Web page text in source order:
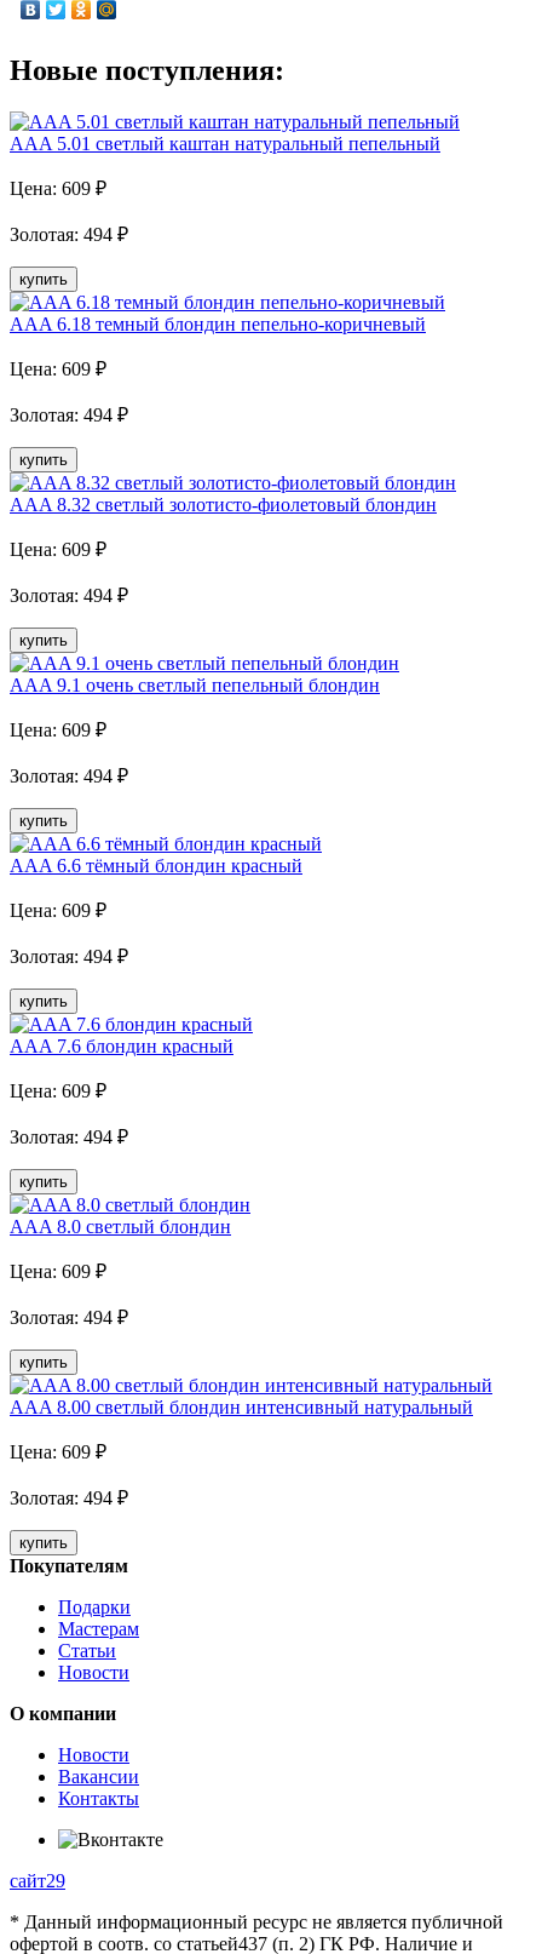
Новые поступления:
AAA 5.01 светлый каштан натуральный пепельный
Цена: 609 ₽
Золотая: 494 ₽
купить
AAA 6.18 темный блондин пепельно-коричневый
Цена: 609 ₽
Золотая: 494 ₽
купить
AAA 8.32 светлый золотисто-фиолетовый блондин
Цена: 609 ₽
Золотая: 494 ₽
купить
AAA 9.1 очень светлый пепельный блондин
Цена: 609 ₽
Золотая: 494 ₽
купить
AAA 6.6 тёмный блондин красный
Цена: 609 ₽
Золотая: 494 ₽
купить
AAA 7.6 блондин красный
Цена: 609 ₽
Золотая: 494 ₽
купить
AAA 8.0 светлый блондин
Цена: 609 ₽
Золотая: 494 ₽
купить
AAA 8.00 светлый блондин интенсивный натуральный
Цена: 609 ₽
Золотая: 494 ₽
купить
Покупателям
Подарки
Мастерам
Статьи
Новости
О компании
Новости
Вакансии
Контакты
сайт29
* Данный информационный ресурс не является публичной
офертой в соотв. со статьей437 (п. 2) ГК РФ. Наличие и